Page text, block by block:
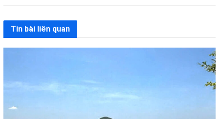
Tin bài liên quan